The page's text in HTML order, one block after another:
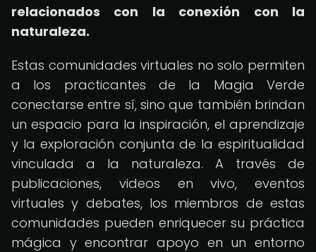
relacionados con la conexión con la
naturaleza.
Estas comunidades virtuales no solo permiten
a los practicantes de la Magia Verde
conectarse entre sí, sino que también brindan
un espacio para la inspiración, el aprendizaje
y la exploración conjunta de la espiritualidad
vinculada a la naturaleza. A través de
publicaciones, videos en vivo, eventos
virtuales y debates, los miembros de estas
comunidades pueden enriquecer su práctica
mágica y encontrar apoyo en un entorno